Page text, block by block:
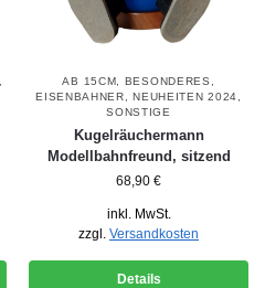
AB 15CM BESONDERES
EISENBAHNER ,NEUHEITEN 2024
SONSTIGE
Kugelräuchermann
Modellbahnfreund, sitzend
68,90 €
inkl. MwSt.
zzgl. Versandkosten
Details